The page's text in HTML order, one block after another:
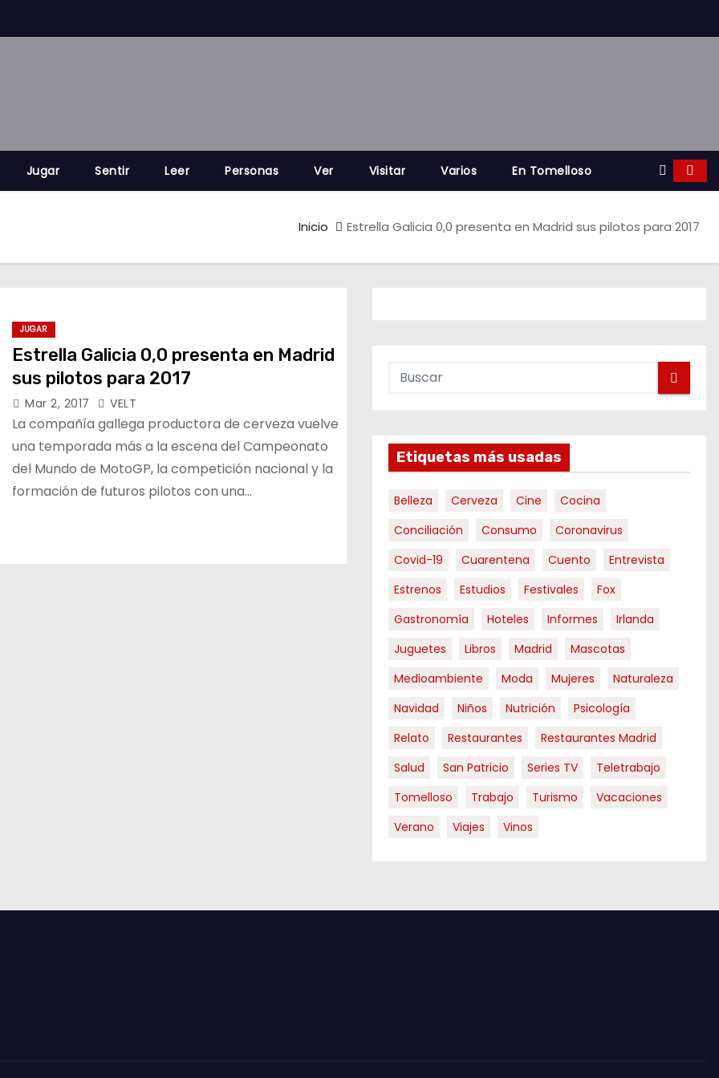
Jugar Sentir Leer Personas Ver Visitar Varios En Tomelloso
Inicio Estrella Galicia 0,0 presenta en Madrid sus pilotos para 2017
JUGAR
Estrella Galicia 0,0 presenta en Madrid
sus pilotos para 2017
Mar 2, 2017 VELT
La compañía gallega productora de cerveza vuelve
una temporada más a la escena del Campeonato
del Mundo de MotoGP, la competición nacional y la
formación de futuros pilotos con una…
Etiquetas más usadas
Belleza Cerveza Cine
Cocina
Conciliación
Consumo
Coronavirus
Covid-19
Cuarentena Cuento
Entrevista
Estrenos
Estudios Festivales
Fox
Gastronomía
Hoteles Informes
Irlanda
Juguetes
Libros Madrid
Mascotas
Medioambiente
Moda Mujeres
Naturaleza
Navidad
Niños Nutrición
Psicología
Relato
Restaurantes
Restaurantes Madrid
Salud
San Patricio Series TV
Teletrabajo
Tomelloso
Trabajo Turismo
Vacaciones
Verano
Viajes Vinos